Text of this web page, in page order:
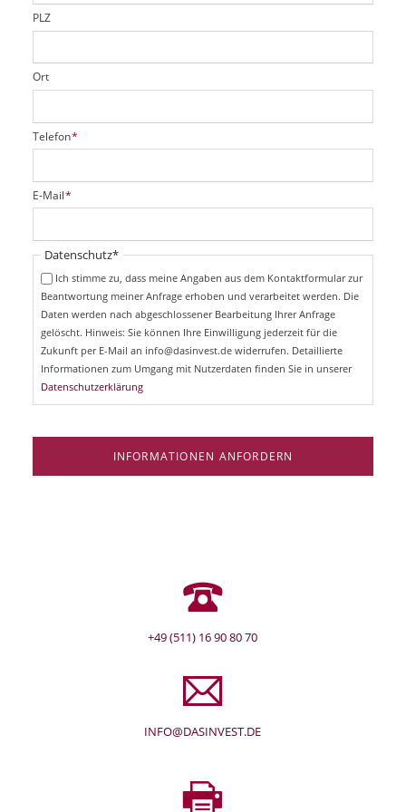
d
PLZ
Ort
P
f
i
c
t
f
Telefon*
P
f
i
E-Mail*
Pflichtfeld
Datenschutz*
Ich stimme zu, dass meine Angaben aus dem Kontaktformular zur
Beantwortung meiner Anfrage erhoben und verarbeitet werden. Die
Daten werden nach abgeschlossener Bearbeitung Ihrer Anfrage
gelöscht. Hinweis: Sie können Ihre Einwilligung jederzeit für die
Zukunft per E-Mail an info@dasinvest.de widerrufen. Detaillierte
Informationen zum Umgang mit Nutzerdaten finden Sie in unserer
Datenschutzerklärung
INFORMATIONEN ANFORDERN
+49 (511) 16 90 80 70
INFO@DASINVEST.DE